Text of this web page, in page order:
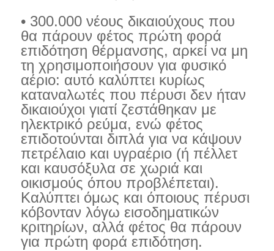
• 300.000 νέους δικαιούχους που
θα πάρουν φέτος πρώτη φορά
επιδότηση θέρμανσης, αρκεί να μη
τη χρησιμοποιήσουν για φυσικό
αέριο: αυτό καλύπτει κυρίως
καταναλωτές που πέρυσι δεν ήταν
δικαιούχοι γιατί ζεστάθηκαν με
ηλεκτρικό ρεύμα, ενώ φέτος
επιδοτούνται διπλά για να κάψουν
πετρέλαιο και υγραέριο (ή πέλλετ
και καυσόξυλα σε χωριά και
οικισμούς όπου προβλέπεται).
Καλύπτει όμως και όποιους πέρυσι
κόβονταν λόγω εισοδηματικών
κριτηρίων, αλλά φέτος θα πάρουν
για πρώτη φορά επιδότηση.